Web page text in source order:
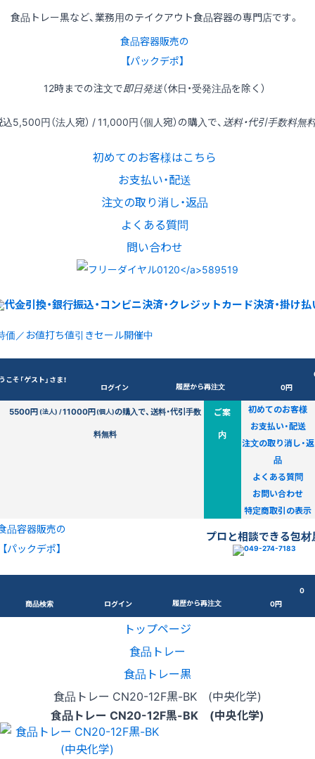
食品トレー黒など、業務用のテイクアウト食品容器の専門店です。
食品容器販売の
【パックデポ】
12時までの注文で即日発送（休日・受発注品を除く）
込5,500円（法人宛） / 11,000円（個人宛）の購入で、 送料・代引手数料無
初めてのお客様はこちら
お支払い・配送
注文の取り消し・返品
よくある質問
問い合わせ
価／お値打ち値引きセール開催中
こそ「ゲスト」さま！
ログイン 履歴から再注文
0円
5500円(法人) /11000円(個人)の購入で、送料・代引手数
料無料
ご案
内
初めてのお客様
お支払い・配送
注文の取り消し・返
品
よくある質問
お問い合わせ
特定商取引の表示
品容器販売の
【パックデポ】
プロと相談できる包材
商品検索 ログイン 履歴から再注文
0
0円
トップページ
食品トレー
食品トレー黒
食品トレー CN20-12F黒-BK (中央化学)
食品トレー CN20-12F黒-BK (中央化学)